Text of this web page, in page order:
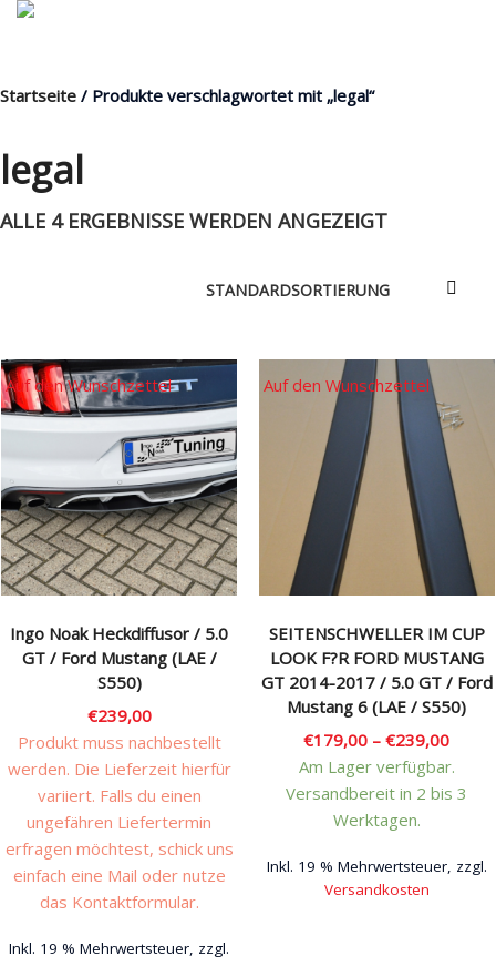
Products
Nach Baugruppen
Wunschliste
Blog
Rechtliches & Service
Startseite / Produkte verschlagwortet mit „legal“
legal
ALLE 4 ERGEBNISSE WERDEN ANGEZEIGT
Ingo Noak Heckdiffusor / 5.0
GT / Ford Mustang (LAE /
S550)
€239,00
Produkt muss nachbestellt
werden. Die Lieferzeit hierfür
variiert. Falls du einen
ungefähren Liefertermin
erfragen möchtest, schick uns
einfach eine Mail oder nutze
das Kontaktformular.
Inkl. 19 % Mehrwertsteuer, zzgl.
Auf den Wunschzettel
SEITENSCHWELLER IM CUP
LOOK F?R FORD MUSTANG
GT 2014-2017 / 5.0 GT / Ford
Mustang 6 (LAE / S550)
€179,00 –€239,00
Am Lager verfügbar.
Versandbereit in 2 bis 3
Werktagen.
Inkl. 19 % Mehrwertsteuer, zzgl.
Versandkosten
Auf den Wunschzettel